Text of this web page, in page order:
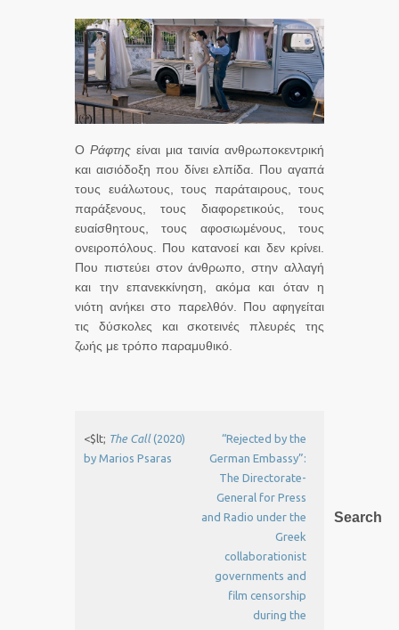
Ο Ράφτης είναι μια ταινία ανθρωποκεντρική
και αισιόδοξη που δίνει ελπίδα. Που αγαπά
τους ευάλωτους, τους παράταιρους, τους
παράξενους, τους διαφορετικούς, τους
ευαίσθητους, τους αφοσιωμένους, τους
ονειροπόλους. Που κατανοεί και δεν κρίνει.
Που πιστεύει στον άνθρωπο, στην αλλαγή
και την επανεκκίνηση, ακόμα και όταν η
νιότη ανήκει στο παρελθόν. Που αφηγείται
τις δύσκολες και σκοτεινές πλευρές της
ζωής με τρόπο παραμυθικό.
<$lt; The Call(2020)
by Marios Psaras
“Rejected by the
German Embassy”:
The Directorate-
General for Press
and Radio under the
Greek
collaborationist
governments and
film censorship
during the
Search